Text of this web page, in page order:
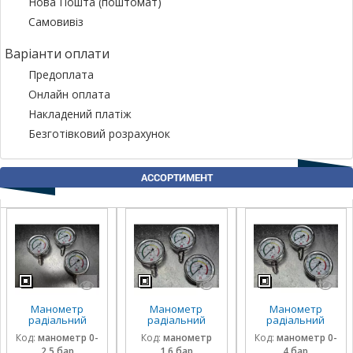
Самовивіз
Варіанти оплати
Предоплата
Онлайн оплата
Накладений платіж
Безготівковий розрахунок
АССОРТИМЕНТ
Манометр
радіальний
гліцириновий
вібростійкий 63
Код: манометр 0-
Манометр
радіальний
гліцириновий
вібростійкий 63
Код: манометр
Манометр
радіальний
гліцириновий
вібростійкий 63
Код: манометр 0-